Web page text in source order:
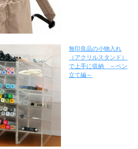
無印良品の小物入れ
（アクリルスタンド）
で上手に収納 ～ペン
立て編～